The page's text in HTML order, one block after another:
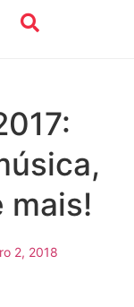
mais!
2, 2018